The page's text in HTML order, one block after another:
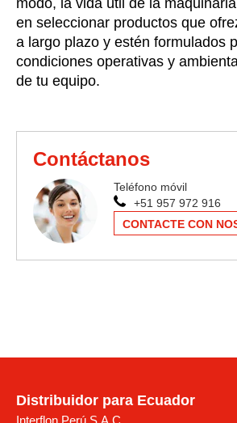
modo, la vida útil de la
en seleccionar productos que
a largo plazo y estén formulados
condiciones operativas y
de tu equipo.
Contáctanos
Teléfono móvil
+51 957 972 916
CONTACTE CON
Distribuidor para Ecuador